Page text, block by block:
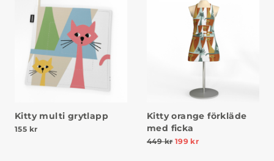
Kitty multi grytlapp
155 kr
Kitty orange förkläde
med ficka
449kr 199kr